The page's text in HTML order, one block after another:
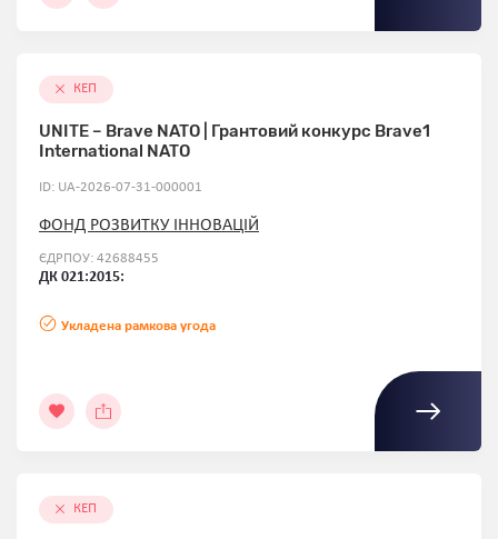
КЕП
UNITE – Brave NATO | Грантовий конкурс Brave1
International NATO
ID: UA-2026-07-31-000001
ФОНД РОЗВИТКУ ІННОВАЦІЙ
ЄДРПОУ: 42688455
ДК 021:2015:
Укладена рамкова угода
КЕП